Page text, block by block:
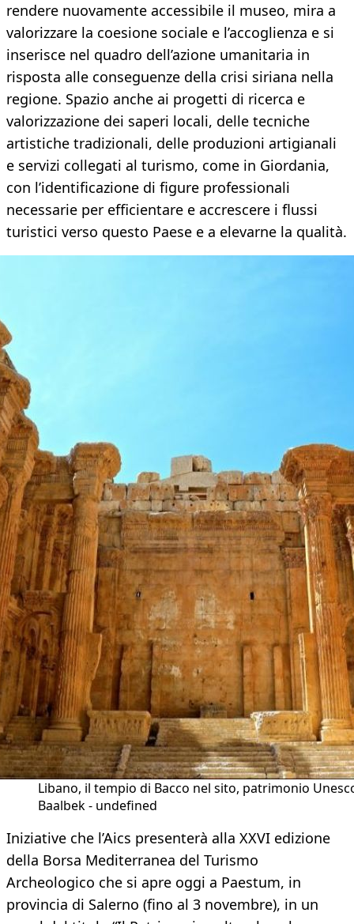
rendere nuovamente accessibile il museo, mira a
valorizzare la coesione sociale e l’accoglienza e si
inserisce nel quadro dell’azione umanitaria in
risposta alle conseguenze della crisi siriana nella
regione. Spazio anche ai progetti di ricerca e
valorizzazione dei saperi locali, delle tecniche
artistiche tradizionali, delle produzioni artigianali
e servizi collegati al turismo, come in Giordania,
con l’identificazione di figure professionali
necessarie per efficientare e accrescere i flussi
turistici verso questo Paese e a elevarne la qualità.
Libano, il tempio di Bacco nel sito, patrimonio
Baalbek - undefined
Iniziative che l’Aics presenterà alla XXVI edizione
della Borsa Mediterranea del Turismo
Archeologico che si apre oggi a Paestum, in
provincia di Salerno (fino al 3 novembre), in un